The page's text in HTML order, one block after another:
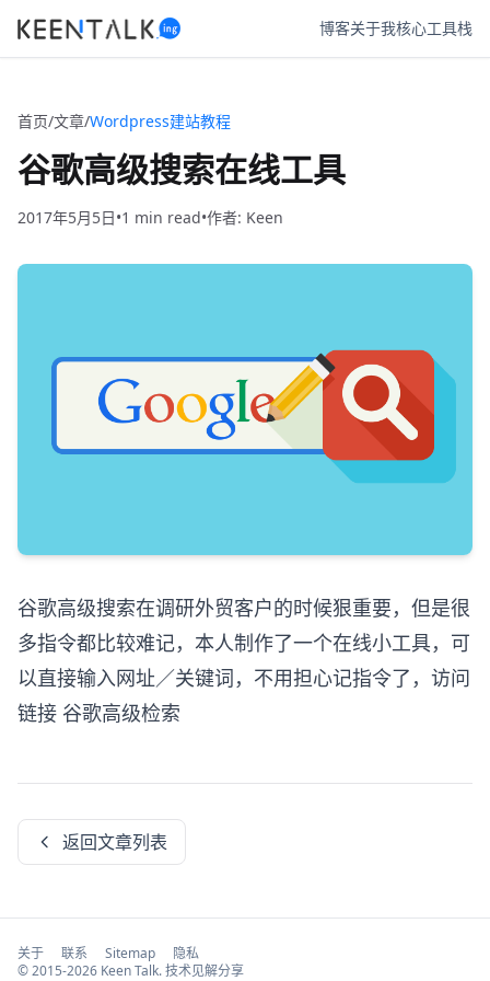
博客关于我核心工具栈
首页/文章/Wordpress建站教程
谷歌高级搜索在线工具
2017年5月5日•1 •作者: Keen
谷歌高级搜索在调研外贸客户的时候狠重要，但是很
多指令都比较难记，本人制作了一个在线小工具，可
以直接输入网址／关键词，不用担心记指令了，访问
链接 谷歌高级检索
返回文章列表
关于 联系 Sitemap
隐私
© 2015-2026 Keen Talk. 技术见解分享